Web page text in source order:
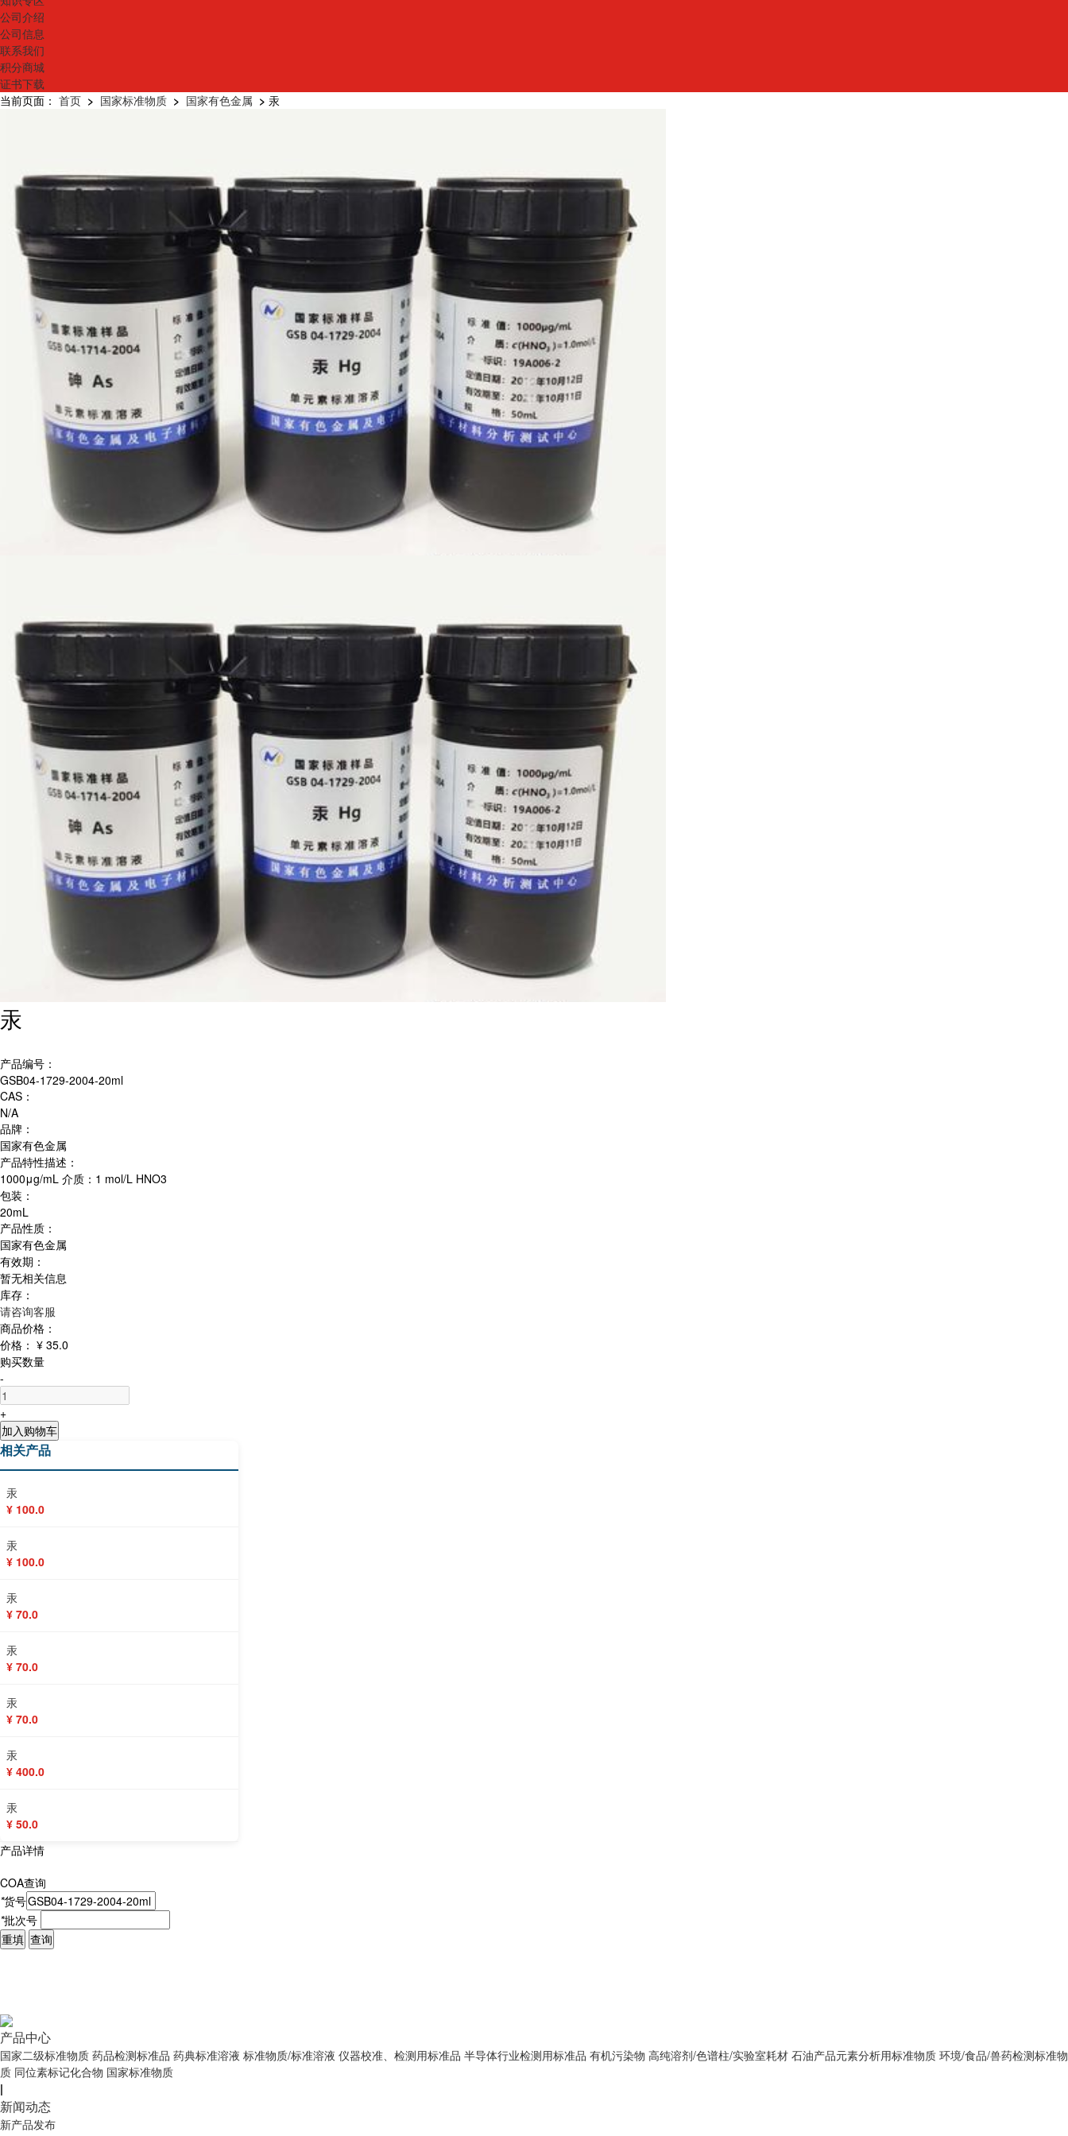
公司介绍
公司信息
联系我们
积分商城
证书下载
当前页面： 首页 > 国家标准物质 > 国家有色金属 > 汞
汞
产品编号：
GSB04-1729-2004-20ml
CAS：
N/A
品牌：
国家有色金属
产品特性描述：
1000μg/mL 介质：1 mol/L HNO3
包装：
20mL
产品性质：
国家有色金属
有效期：
暂无相关信息
库存：
请咨询客服
商品价格：
价格： ¥ 35.0
购买数量
-
+
加入购物车
相关产品
汞
¥ 100.0
汞
¥ 100.0
汞
¥ 70.0
汞
¥ 70.0
汞
¥ 70.0
汞
¥ 400.0
汞
¥ 50.0
产品详情
COA查询
*货号
*批次号
重填 查询
产品中心
国家二级标准物质 药品检测标准品 药典标准溶液 标准物质/标准溶液 仪器校准、检测用标准品 半导体行业检测用标准品 有机污染物 高纯溶剂/色谱柱/实验室耗材 石油产品元素分析用标准物质 环境/食品/兽药检测标准物
质 同位素标记化合物 国家标准物质
|
新闻动态
新产品发布